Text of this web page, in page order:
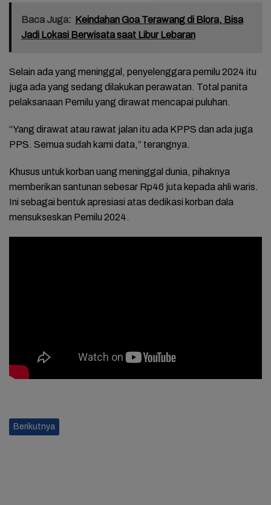
Baca Juga: Keindahan Goa Terawang di Blora, Bisa
Jadi Lokasi Berwisata saat Libur Lebaran
Selain ada yang meninggal, penyelenggara pemilu 2024 itu
juga ada yang sedang dilakukan perawatan. Total panita
pelaksanaan Pemilu yang dirawat mencapai puluhan.
“Yang dirawat atau rawat jalan itu ada KPPS dan ada juga
PPS. Semua sudah kami data,” terangnya.
Khusus untuk korban uang meninggal dunia, pihaknya
memberikan santunan sebesar Rp46 juta kepada ahli waris.
Ini sebagai bentuk apresiasi atas dedikasi korban dala
mensukseskan Pemilu 2024.
Berikutnya